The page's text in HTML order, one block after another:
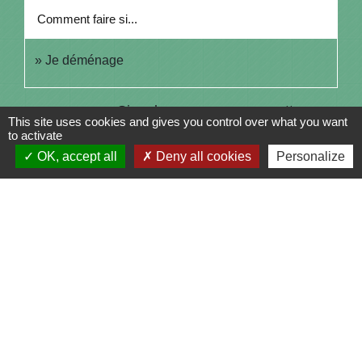
Comment faire si...
Je déménage
Signaler une erreur sur cette page
This site uses cookies and gives you control over what you want
to activate
OK, accept all
Deny all cookies Personalize